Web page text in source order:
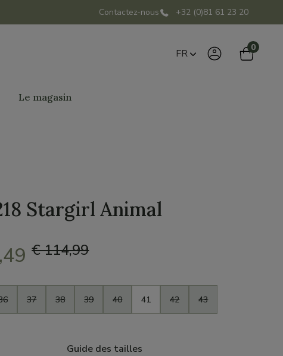
Contactez-nous +32 (0)81 61 23 20
FR 0
Le magasin
Stargirl Animal
€ 114,99
37 38 39 40 41 42 43
Guide des tailles